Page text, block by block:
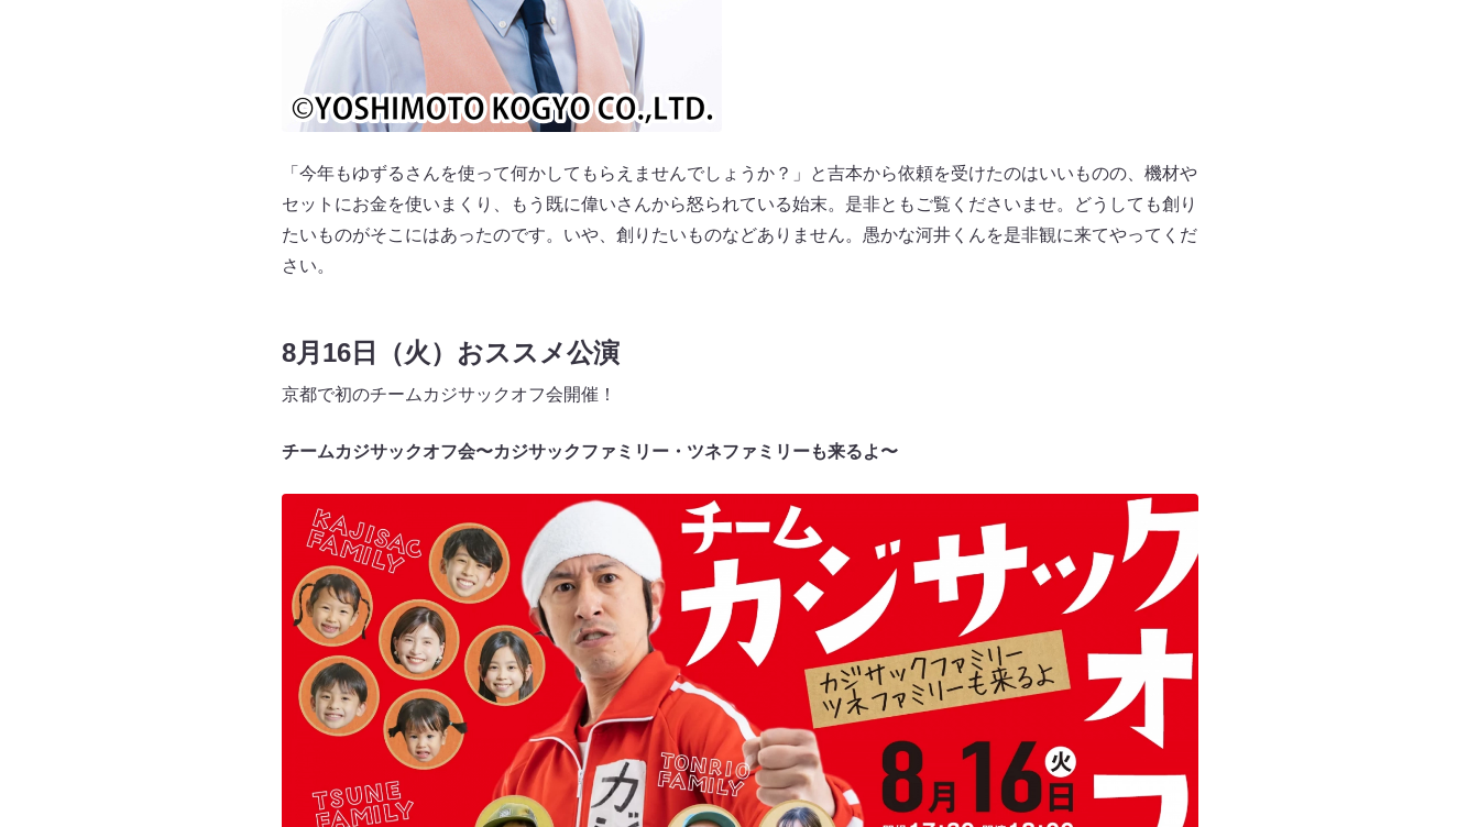
「今年もゆずるさんを使って何かしてもらえませんでしょうか？」と吉本から依頼を受けたのはいいものの、機材や
セットにお⾦を使いまくり、もう既に偉いさんから怒られている始末。是⾮ともご覧くださいませ。どうしても創り
たいものがそこにはあったのです。いや、創りたいものなどありません。愚かな河井くんを是⾮観に来てやってくだ
さい。
8月16日（火）おススメ公演
京都で初のチームカジサックオフ会開催！
チームカジサックオフ会〜カジサックファミリー・ツネファミリーも来るよ〜